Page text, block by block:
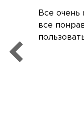
Все очень
все